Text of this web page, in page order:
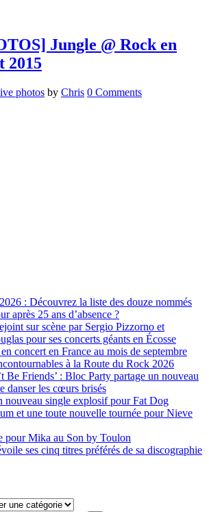
Jungle @ Rock en
2015
photos by Chris 0 Comments
: Découvrez la liste des douze nommés
après 25 ans d’absence ?
sur scène par Sergio Pizzorno et
pour ses concerts géants en Écosse
concert en France au mois de septembre
à la Route du Rock 2026
Be Friends’ : Bloc Party partage un nouveau
danser les cœurs brisés
nouveau single explosif pour Fat Dog
et une toute nouvelle tournée pour Nieve
pour Mika au Son by Toulon
ses cinq titres préférés de sa discographie